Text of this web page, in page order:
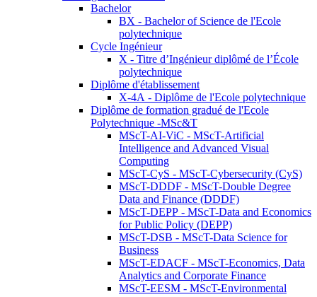
Bachelor
BX - Bachelor of Science de l'Ecole
polytechnique
Cycle Ingénieur
X - Titre d’Ingénieur diplômé de l’École
polytechnique
Diplôme d'établissement
X-4A - Diplôme de l'Ecole polytechnique
Diplôme de formation gradué de l'Ecole
Polytechnique -MSc&T
MScT-AI-ViC - MScT-Artificial
Intelligence and Advanced Visual
Computing
MScT-CyS - MScT-Cybersecurity (CyS)
MScT-DDDF - MScT-Double Degree
Data and Finance (DDDF)
MScT-DEPP - MScT-Data and Economics
for Public Policy (DEPP)
MScT-DSB - MScT-Data Science for
Business
MScT-EDACF - MScT-Economics, Data
Analytics and Corporate Finance
MScT-EESM - MScT-Environmental